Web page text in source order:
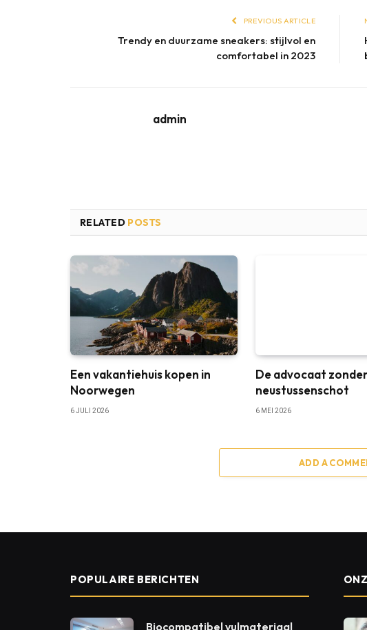
PREVIOUS ARTICLE
Trendy en duurzame sneakers: stijlvol en
comfortabel in 2023
admin
RELATED POSTS
Een vakantiehuis kopen in
Noorwegen
6 JULI 2026
De advocaat zonder
neustussenschot
6 MEI 2026
ADD A
POPULAIRE BERICHTEN
Biocompatibel vulmateriaal